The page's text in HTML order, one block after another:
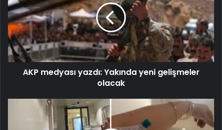
AKP medyası yazdı: Yakında yeni gelişmeler
olacak